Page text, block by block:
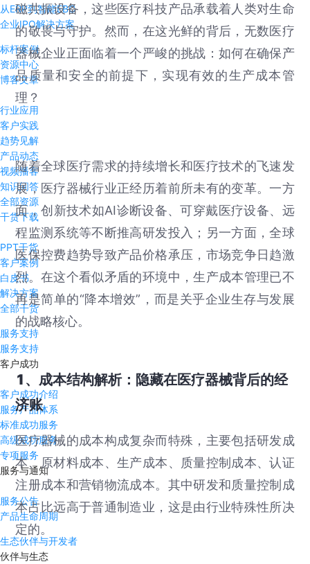
从ERP到智能EBC
企业IPO解决方案
标杆案例
资源中心
博客文章
行业应用
客户实践
趋势见解
产品动态
视频播客
知识问答
全部资源
干货下载
PPT干货
客户案例
白皮书
解决方案
全部干货
服务支持
服务支持
客户成功
客户成功介绍
服务产品体系
标准成功服务
高级成功服务
专项服务
服务与通知
服务公告
产品生命周期
生态伙伴与开发者
伙伴与生态
磁共振设备，这些医疗科技产品承载着人类对生命
的敬畏与守护。然而，在这光鲜的背后，无数医疗
器械企业正面临着一个严峻的挑战：如何在确保产
品质量和安全的前提下，实现有效的生产成本管
理？
随着全球医疗需求的持续增长和医疗技术的飞速发
展，医疗器械行业正经历着前所未有的变革。一方
面，创新技术如AI诊断设备、可穿戴医疗设备、远
程监测系统等不断推高研发投入；另一方面，全球
医保控费趋势导致产品价格承压，市场竞争日趋激
烈。在这个看似矛盾的环境中，生产成本管理已不
再是简单的“降本增效”，而是关乎企业生存与发展
的战略核心。
1、成本结构解析：隐藏在医疗器械背后的经
济账
医疗器械的成本构成复杂而特殊，主要包括研发成
本、原材料成本、生产成本、质量控制成本、认证
注册成本和营销物流成本。其中研发和质量控制成
本占比远高于普通制造业，这是由行业特殊性所决
定的。